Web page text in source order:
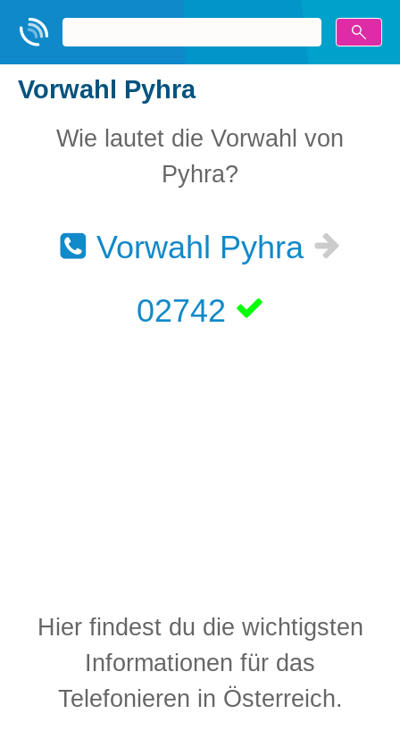
Vorwahl Pyhra
Wie lautet die Vorwahl von
Pyhra?
Vorwahl Pyhra
02742
Hier findest du die wichtigsten
Informationen für das
Telefonieren in Österreich.